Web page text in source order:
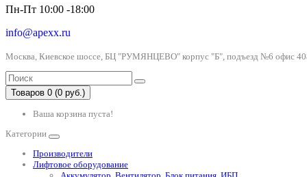
Пн-Пт 10:00 -18:00
info@apexx.ru
Москва, Киевское шоссе, БЦ "РУМЯНЦЕВО" корпус "Б", подъезд №6 офис
Товаров 0 (0 руб.)
Ваша корзина пуста!
Категории
Производители
Лифтовое оборудование